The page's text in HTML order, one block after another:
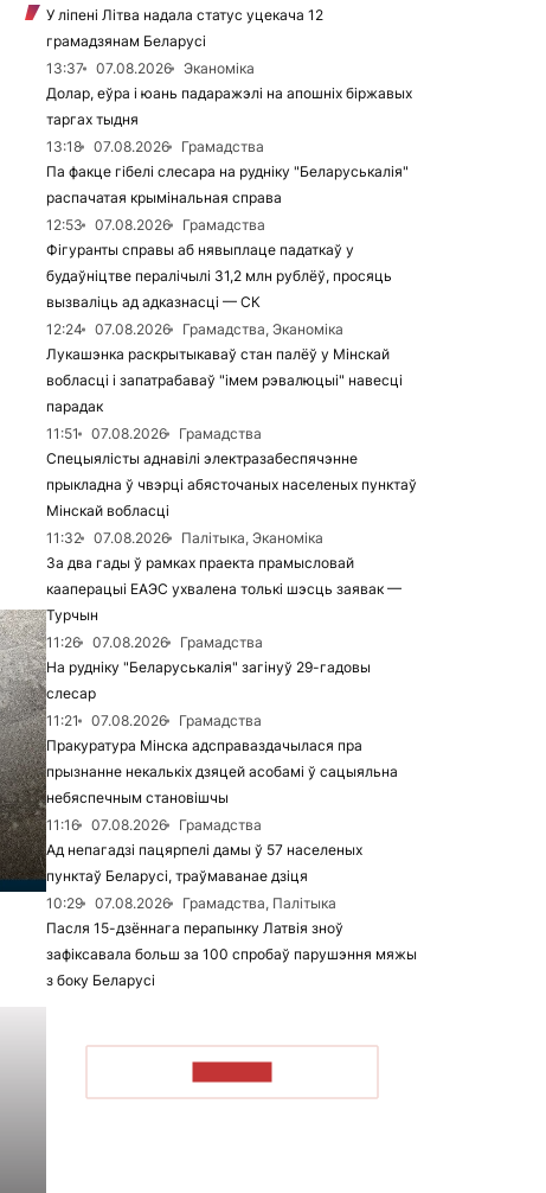
У ліпені Літва надала статус уцекача 12
грамадзянам Беларусі
13:37
07.08.2026
Эканоміка
Долар, еўра і юань падаражэлі на апошніх біржавых
таргах тыдня
13:18
07.08.2026
Грамадства
Па факце гібелі слесара на рудніку "Беларуськалія"
распачатая крымінальная справа
12:53
07.08.2026
Грамадства
Фігуранты справы аб нявыплаце падаткаў у
будаўніцтве пералічылі 31,2 млн рублёў, просяць
вызваліць ад адказнасці — СК
12:24
07.08.2026
Грамадства, Эканоміка
Лукашэнка раскрытыкаваў стан палёў у Мінскай
вобласці і запатрабаваў "імем рэвалюцыі" навесці
парадак
11:51
07.08.2026
Грамадства
Спецыялісты аднавілі электразабеспячэнне
прыкладна ў чвэрці абясточаных населеных пунктаў
Мінскай вобласці
11:32
07.08.2026
Палітыка, Эканоміка
За два гады ў рамках праекта прамысловай
кааперацыі ЕАЭС ухвалена толькі шэсць заявак —
Турчын
11:26
07.08.2026
Грамадства
На рудніку "Беларуськалія" загінуў 29-гадовы
слесар
11:21
07.08.2026
Грамадства
Пракуратура Мінска адсправаздачылася пра
прызнанне некалькіх дзяцей асобамі ў сацыяльна
небяспечным становішчы
11:16
07.08.2026
Грамадства
Ад непагадзі пацярпелі дамы ў 57 населеных
пунктаў Беларусі, траўмаванае дзіця
10:29
07.08.2026
Грамадства, Палітыка
Пасля 15-дзённага перапынку Латвія зноў
зафіксавала больш за 100 спробаў парушэння мяжы
з боку Беларусі